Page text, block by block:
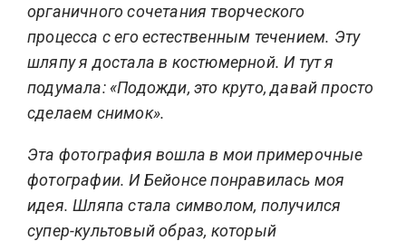
органичного сочетания творческого
процесса с его естественным течением. Эту
шляпу я достала в костюмерной. И тут я
подумала: «Подожди, это круто, давай просто
сделаем снимок».
Эта фотография вошла в мои примерочные
фотографии. И Бейонсе понравилась моя
идея. Шляпа стала символом, получился
супер-культовый образ, который